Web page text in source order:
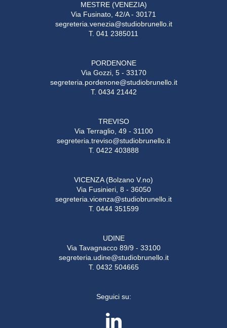
MESTRE (VENEZIA)
Via Fusinato, 42/A - 30171
segreteria.venezia@studiobrunello.it
T. 041 2385011
PORDENONE
Via Gozzi, 5 - 33170
segreteria.pordenone@studiobrunello.it
T. 0434 21442
TREVISO
Via Terraglio, 49 - 31100
segreteria.treviso@studiobrunello.it
T. 0422 403888
VICENZA (Bolzano V.no)
Via Fusinieri, 8 - 36050
segreteria.vicenza@studiobrunello.it
T. 0444 351599
UDINE
Via Tavagnacco 89/9 - 33100
segreteria.udine@studiobrunello.it
T. 0432 504665
Seguici su: